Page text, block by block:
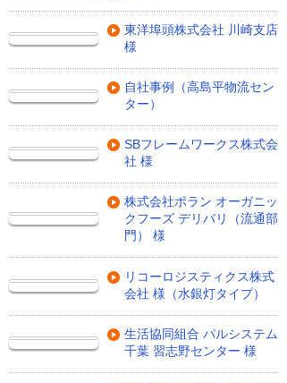
東洋埠頭株式会社 川崎支店
様
自社事例（高島平物流セン
ター）
SBフレームワークス株式会
社 様
株式会社ポラン オーガニッ
クフーズ デリバリ（流通部
門） 様
リコーロジスティクス株式
会社 様（水銀灯タイプ）
生活協同組合 パルシステム
千葉 習志野センター 様